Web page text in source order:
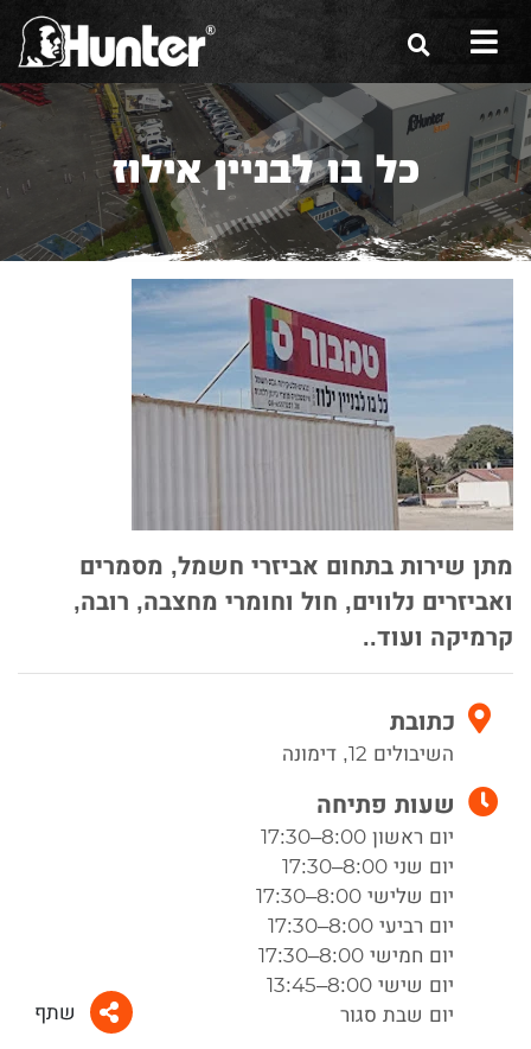
הסיפור שלנו
הכלים שלנו
תערוכות
משווקים
מגזין
שירות ואחריות
צור קשר
כל בו לבניין אילוז
מתן שירות בתחום אביזרי חשמל, מסמרים
ואביזרים נלווים, חול וחומרי מחצבה, רובה,
קרמיקה ועוד..
כתובת
השיבולים 12, דימונה
שעות פתיחה
יום ראשון 8:00–17:30
יום שני 8:00–17:30
יום שלישי 8:00–17:30
יום רביעי 8:00–17:30
יום חמישי 8:00–17:30
יום שישי 8:00–13:45
יום שבת סגור
שתף